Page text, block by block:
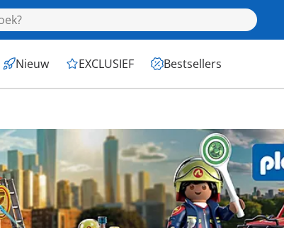
Nieuw EXCLUSIEF Bestsellers